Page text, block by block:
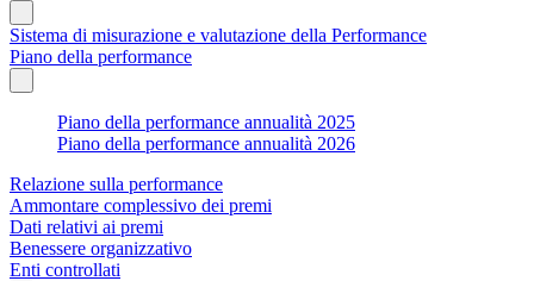
Sistema di misurazione e valutazione della Performance
Piano della performance
Piano della performance annualità 2025
Piano della performance annualità 2026
Relazione sulla performance
Ammontare complessivo dei premi
Dati relativi ai premi
Benessere organizzativo
Enti controllati